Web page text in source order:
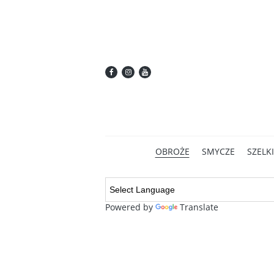
OBROŻE SMYCZE SZELKI
Powered by Translate